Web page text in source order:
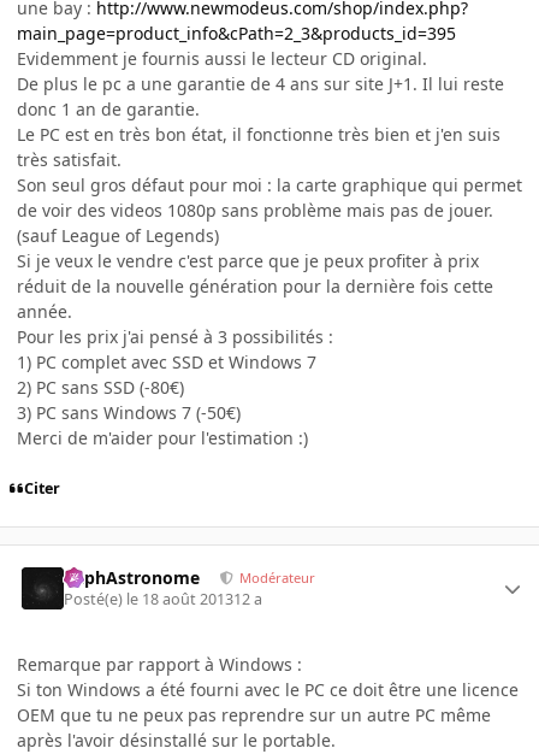
une bay : http://www.newmodeus.com/shop/index.php?
main_page=product_info&cPath=2_3&products_id=395
Evidemment je fournis aussi le lecteur CD original.
De plus le pc a une garantie de 4 ans sur site J+1. Il lui reste
donc 1 an de garantie.
Le PC est en très bon état, il fonctionne très bien et j'en suis
très satisfait.
Son seul gros défaut pour moi : la carte graphique qui permet
de voir des videos 1080p sans problème mais pas de jouer.
(sauf League of Legends)
Si je veux le vendre c'est parce que je peux profiter à prix
réduit de la nouvelle génération pour la dernière fois cette
année.
Pour les prix j'ai pensé à 3 possibilités :
1) PC complet avec SSD et Windows 7
2) PC sans SSD (-80€)
3) PC sans Windows 7 (-50€)
Merci de m'aider pour l'estimation :)
Citer
RaphAstronome Modérateur
Posté(e) le 18 août 201312 a
Remarque par rapport à Windows :
Si ton Windows a été fourni avec le PC ce doit être une licence
OEM que tu ne peux pas reprendre sur un autre PC même
après l'avoir désinstallé sur le portable.